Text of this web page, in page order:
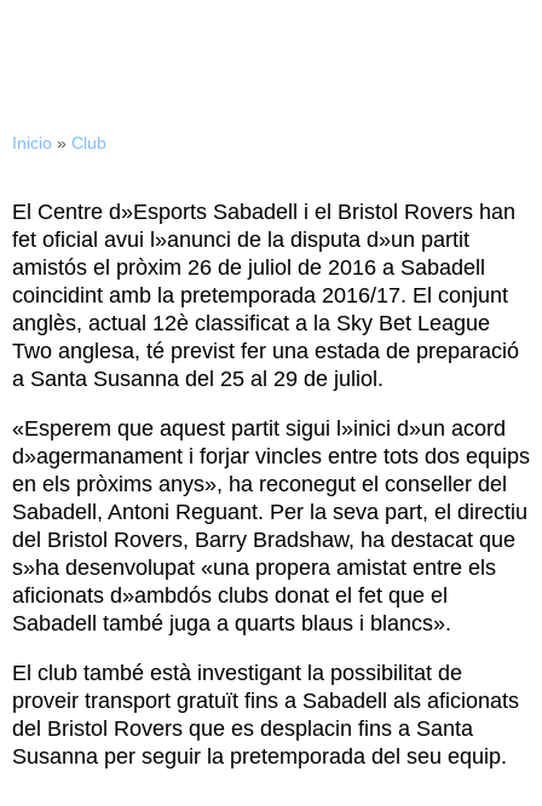
Inicio » Club
El Centre d»Esports Sabadell i el Bristol Rovers han
fet oficial avui l»anunci de la disputa d»un partit
amistós el pròxim 26 de juliol de 2016 a Sabadell
coincidint amb la pretemporada 2016/17. El conjunt
anglès, actual 12è classificat a la Sky Bet League
Two anglesa, té previst fer una estada de preparació
a Santa Susanna del 25 al 29 de juliol.
«Esperem que aquest partit sigui l»inici d»un acord
d»agermanament i forjar vincles entre tots dos equips
en els pròxims anys», ha reconegut el conseller del
Sabadell, Antoni Reguant. Per la seva part, el directiu
del Bristol Rovers, Barry Bradshaw, ha destacat que
s»ha desenvolupat «una propera amistat entre els
aficionats d»ambdós clubs donat el fet que el
Sabadell també juga a quarts blaus i blancs».
El club també està investigant la possibilitat de
proveir transport gratuït fins a Sabadell als aficionats
del Bristol Rovers que es desplacin fins a Santa
Susanna per seguir la pretemporada del seu equip.